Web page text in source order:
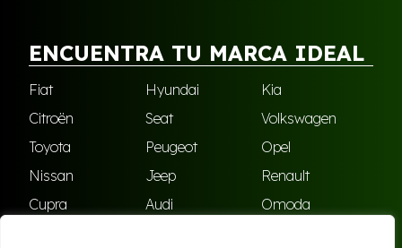
ENCUENTRA TU MARCA IDEAL
Fiat Hyundai
Kia
Citroën
Seat
Volkswagen
Toyota
Peugeot
Opel
Nissan
Jeep
Renault
Cupra
Audi
Omoda